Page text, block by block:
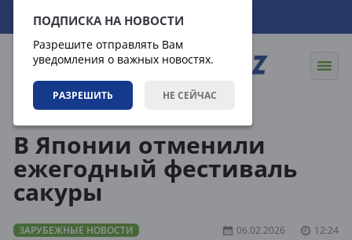
ПОДПИСКА НА НОВОСТИ
Разрешите отправлять Вам
уведомления о важных новостях.
РАЗРЕШИТЬ НЕ СЕЙЧАС
08.08.2026 13:07:43
В Японии отменили
ежегодный фестиваль
сакуры
ЗАРУБЕЖНЫЕ НОВОСТИ 06.02.2026 12:24